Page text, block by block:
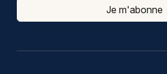
Je m'abonne